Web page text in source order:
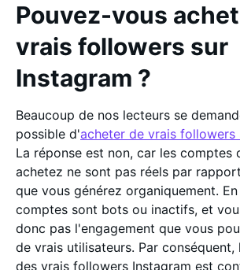
Pouvez-vous
vrais followers sur
Instagram ?
Beaucoup de nos lecteurs se
possible d'acheter de vrais followers
La réponse est non, car les comptes
achetez ne sont pas réels par
que vous générez organiquement.
comptes sont bots ou inactifs, et
donc pas l'engagement que vous
de vrais utilisateurs. Par conséquent,
des vrais followers Instagram est